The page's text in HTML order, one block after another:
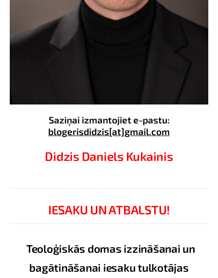
Saziņai izmantojiet e-pastu:
blogerisdidzis[at]gmail.com
Didzis Daniels Kukainis
IESAKU UN ATBALSTU!
Teoloģiskās domas izzināšanai un
bagātināšanai iesaku tulkotājas